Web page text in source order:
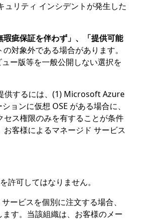
リティ インシデントが発生した
疵保証を伴わず」、「提供可能
対象外である場合があります。
ー版等を一般公開しない選択を
供するには、(1) Microsoft Azure
ョンに仮想 OSE がある場合に、
ス権限のみを有することが条件
客様によるマネージド サービス
可してはなりません。
ービスを個別に注文する場合、
す。当該組織は、お客様のメー